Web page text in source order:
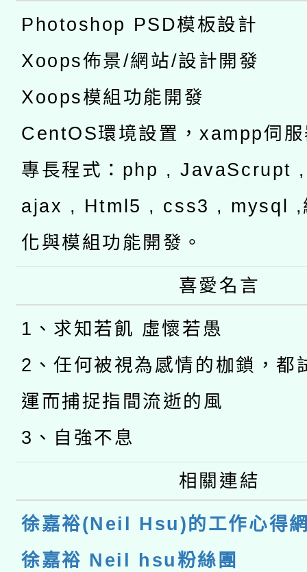
Photoshop PSD模板設計
Xoops佈景/網站/設計開發
Xoops模組功能開發
CentOS環境設置，xampp伺
專長程式：php , JavaScrupt
ajax , Html5 , css3 , mysql ,
化與模組功能開發。
喜愛名言
1、求知若飢 虛懷若愚
2、任何被視為感情的枷鎖，都
運而捕捉指間流逝的風
3、自強不息
相關連結
徐嘉裕(Neil Hsu)的工作心得
徐嘉裕 Neil hsu粉絲團